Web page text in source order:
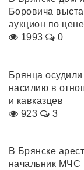
Боровича
аукцион по
1993
0
Брянца
насилию в
и кавказцев
923
3
В Брянске
начальник МЧС